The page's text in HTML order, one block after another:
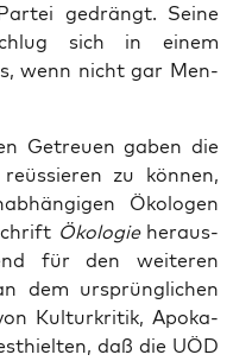
gedrängt. Seine
sich in einem
wenn nicht gar Men­
Getreuen gaben die
zu kön­nen,
Ökolo­gen
Ökolo­gieher­aus­
für den weit­eren
dem ursprünglichen
Kul­turkri­tik, Apoka­
daß die UÖD